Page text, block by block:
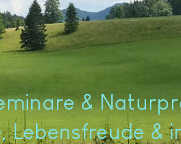
&
Lebensfreude &